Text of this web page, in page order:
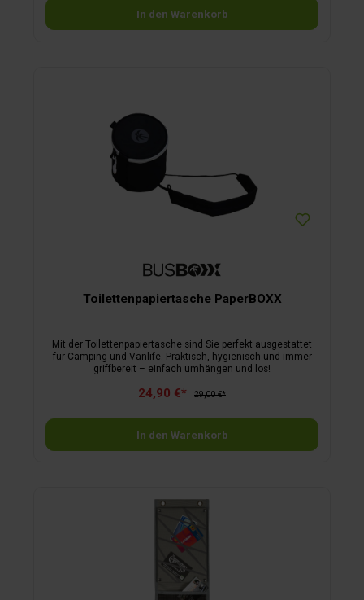
In den Warenkorb
Toilettenpapiertasche PaperBOXX
Mit der Toilettenpapiertasche sind Sie perfekt ausgestattet
für Camping und Vanlife. Praktisch, hygienisch und immer
griffbereit – einfach umhängen und los!
24,90 €* 29,00 €*
In den Warenkorb